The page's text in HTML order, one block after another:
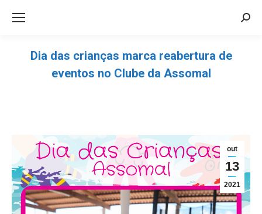
Dia das crianças marca reabertura de
eventos no Clube da Assomal
out
13
2021